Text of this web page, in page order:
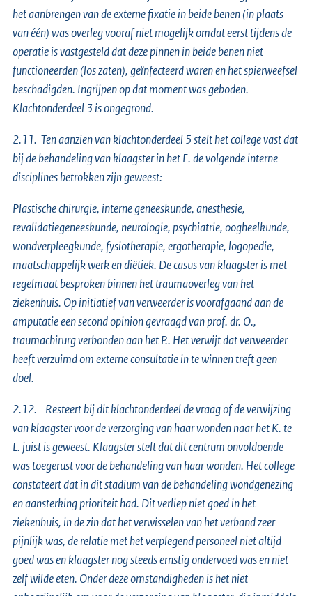
het aanbrengen van de externe fixatie in beide benen (in plaats
van één) was overleg vooraf niet mogelijk omdat eerst tijdens de
operatie is vastgesteld dat deze pinnen in beide benen niet
functioneerden (los zaten), geïnfecteerd waren en het spierweefsel
beschadigden. Ingrijpen op dat moment was geboden.
Klachtonderdeel 3 is ongegrond.
2.11. Ten aanzien van klachtonderdeel 5 stelt het college vast dat
bij de behandeling van klaagster in het E. de volgende interne
disciplines betrokken zijn geweest:
Plastische chirurgie, interne geneeskunde, anesthesie,
revalidatiegeneeskunde, neurologie, psychiatrie, oogheelkunde,
wondverpleegkunde, fysiotherapie, ergotherapie, logopedie,
maatschappelijk werk en diëtiek. De casus van klaagster is met
regelmaat besproken binnen het traumaoverleg van het
ziekenhuis. Op initiatief van verweerder is voorafgaand aan de
amputatie een second opinion gevraagd van prof. dr. O.,
traumachirurg verbonden aan het P.. Het verwijt dat verweerder
heeft verzuimd om externe consultatie in te winnen treft geen
doel.
2.12. Resteert bij dit klachtonderdeel de vraag of de verwijzing
van klaagster voor de verzorging van haar wonden naar het K. te
L. juist is geweest. Klaagster stelt dat dit centrum onvoldoende
was toegerust voor de behandeling van haar wonden. Het college
constateert dat in dit stadium van de behandeling wondgenezing
en aansterking prioriteit had. Dit verliep niet goed in het
ziekenhuis, in de zin dat het verwisselen van het verband zeer
pijnlijk was, de relatie met het verplegend personeel niet altijd
goed was en klaagster nog steeds ernstig ondervoed was en niet
zelf wilde eten. Onder deze omstandigheden is het niet